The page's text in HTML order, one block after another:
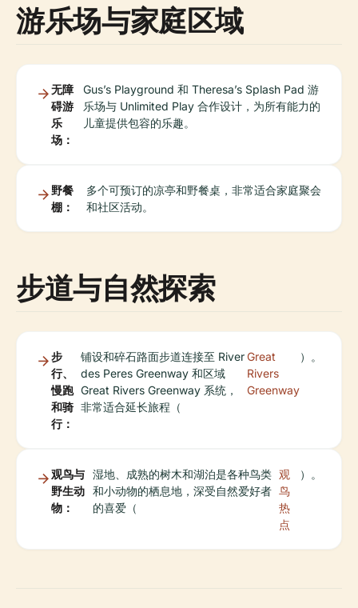
游乐场与家庭区域
无障
碍游
乐
场：
Gus’s Playground 和 Theresa’s Splash Pad 游
乐场与 Unlimited Play 合作设计，为所有能力的
儿童提供包容的乐趣。
野餐
棚：
多个可预订的凉亭和野餐桌，非常适合家庭聚会
和社区活动。
步道与自然探索
步
行、
慢跑
和骑
行：
铺设和碎石路面步道连接至 River
des Peres Greenway 和区域
Great Rivers Greenway 系统，
非常适合延长旅程（
Great
Rivers
Greenway
）。
观鸟与
野生动
物：
湿地、成熟的树木和湖泊是各种鸟类
和小动物的栖息地，深受自然爱好者
的喜爱（
观
鸟
热
点
）。